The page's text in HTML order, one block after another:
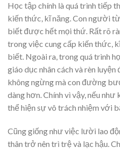
Học tập chính là quá trình tiếp
kiến thức, kĩ năng. Con người
biết được hết mọi thứ. Rất rõ
trong việc cung cấp kiến thức,
biết. Ngoài ra, trong quá trình
giáo dục nhân cách và rèn
không ngừng mà con đường
dàng hơn. Chính vì vậy, nếu như
thể hiện sự vô trách nhiệm với
Cũng giống như việc lười lao
thân trở nên trì trệ và lạc hậu.